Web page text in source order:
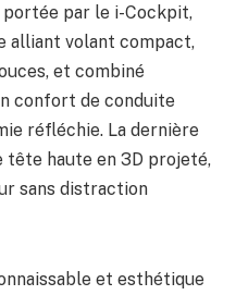
portée par le i-Cockpit,
alliant volant compact,
et combiné
confort de conduite
réfléchie. La dernière
tête haute en 3D projeté,
sans distraction
et esthétique